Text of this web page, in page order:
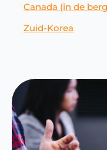
Canada (in de
Zuid-Korea